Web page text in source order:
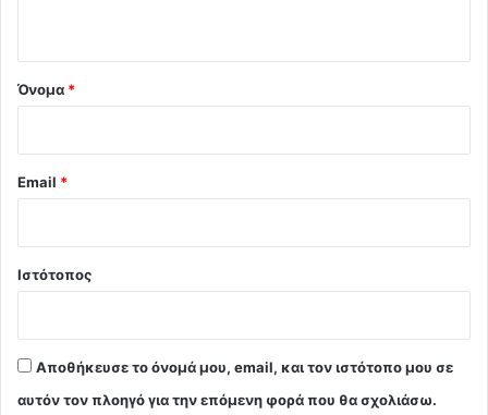
Όνομα *
Email *
Ιστότοπος
Αποθήκευσε το όνομά μου, email, και τον ιστότοπο μου σε
αυτόν τον πλοηγό για την επόμενη φορά που θα σχολιάσω.